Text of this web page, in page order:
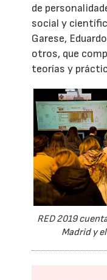
de
social y
Garese,
otros, que
teorías y
RED 2019
Madrid y